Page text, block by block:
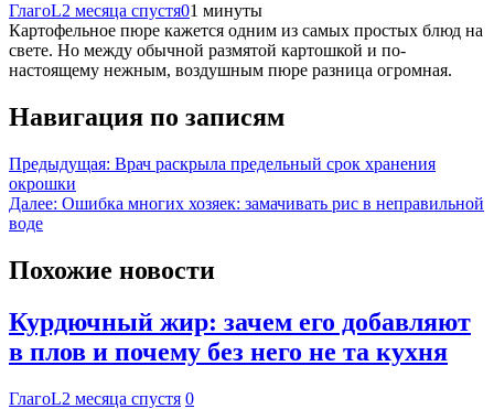
ГлагоL2 месяца спустя01 минуты
Картофельное пюре кажется одним из самых простых блюд на
свете. Но между обычной размятой картошкой и по-
настоящему нежным, воздушным пюре разница огромная.
Навигация по записям
Предыдущая: Врач раскрыла предельный срок хранения
окрошки
Далее: Ошибка многих хозяек: замачивать рис в неправильной
воде
Похожие новости
Курдючный жир: зачем его добавляют
в плов и почему без него не та кухня
ГлагоL2 месяца спустя 0